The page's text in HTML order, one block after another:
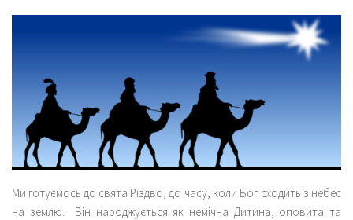
Ми готуємось до свята Різдво, до часу, коли Бог сходить з небес
на землю. Він народжується як немічна Дитина, оповита та